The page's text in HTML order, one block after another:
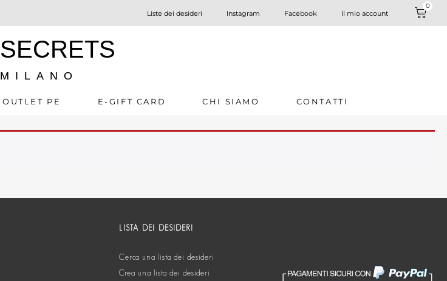
Liste dei desideri Instagram Facebook Il mio account
0
SECRETS
MILANO
OUTLET PE E-GIFT CARD CHI SIAMO CONTATTI
LISTA DEI DESIDERI
Cerca una lista dei desideri
Crea una lista dei desideri